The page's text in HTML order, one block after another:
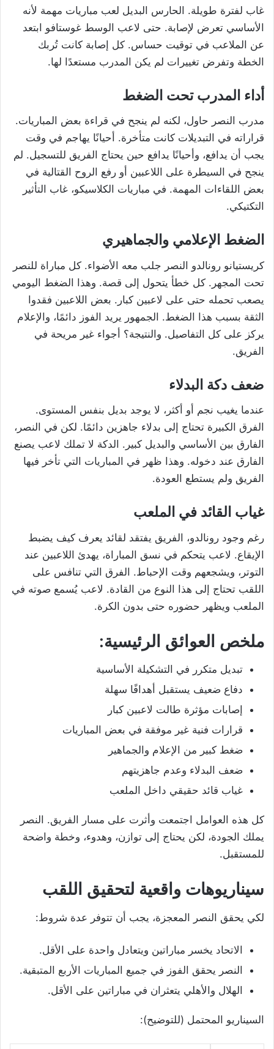
غاب لفترة طويلة. الحارس البديل لعب مباريات مهمة لأنه
الأساسي تعرض لإصابة. حتى لاعب الوسط غوستافو ابتعد
عن الملاعب في توقيت حساس. كل إصابة كانت تُربك
الخطة وتفرض تغييرات لم يكن المدرب مستعدًا لها.
أداء المدرب تحت الضغط
مدرب النصر حاول، لكنه لم ينجح في قراءة بعض المباريات.
قراراته في التبديلات كانت متأخرة. أحيانًا يهاجم في وقت
يجب أن يدافع، وأحيانًا يدافع حين يحتاج الفريق للتسجيل. لم
ينجح في السيطرة على اللاعبين أو رفع الروح القتالية في
بعض اللقاءات المهمة. في مباريات الكلاسيكو، غاب التأثير
التكتيكي.
الضغط الإعلامي والجماهيري
كريستيانو رونالدو النصر جلب معه الأضواء. كل مباراة للنصر
تحت المجهر. كل خطأ يتحول إلى قصة. وهذا الضغط اليومي
يصعب تحمله حتى على لاعبين كبار. بعض اللاعبين فقدوا
الثقة بسبب هذا الضغط. الجمهور يريد الفوز دائمًا، والإعلام
يركز على كل التفاصيل. والنتيجة؟ أجواء غير مريحة في
الفريق.
ضعف دكة البدلاء
عندما يغيب نجم أو أكثر، لا يوجد بديل بنفس المستوى.
الفرق الكبيرة تحتاج إلى بدلاء جاهزين دائمًا. لكن في النصر،
الفارق بين الأساسي والبديل كبير. الدكة لا تملك لاعب يصنع
الفارق عند دخوله. وهذا ظهر في المباريات التي تأخر فيها
الفريق ولم يستطع العودة.
غياب القائد في الملعب
رغم وجود رونالدو، الفريق يفتقد لقائد يعرف كيف يضبط
الإيقاع. لاعب يتحكم في نسق المباراة، يهدئ اللاعبين عند
التوتر، ويشجعهم وقت الإحباط. الفرق التي تنافس على
اللقب تحتاج إلى هذا النوع من القادة. لاعب يُسمع صوته في
الملعب ويظهر حضوره حتى بدون الكرة.
ملخص العوائق الرئيسية:
تبديل متكرر في التشكيلة الأساسية
دفاع ضعيف يستقبل أهدافًا سهلة
إصابات مؤثرة طالت لاعبين كبار
قرارات فنية غير موفقة في بعض المباريات
ضغط كبير من الإعلام والجماهير
ضعف البدلاء وعدم جاهزيتهم
غياب قائد حقيقي داخل الملعب
كل هذه العوامل اجتمعت وأثرت على مسار الفريق. النصر
يملك الجودة، لكن يحتاج إلى توازن، وهدوء، وخطة واضحة
للمستقبل.
سيناريوهات واقعية لتحقيق اللقب
لكي يحقق النصر المعجزة، يجب أن تتوفر عدة شروط:
الاتحاد يخسر مباراتين ويتعادل واحدة على الأقل.
النصر يحقق الفوز في جميع المباريات الأربع المتبقية.
الهلال والأهلي يتعثران في مباراتين على الأقل.
السيناريو المحتمل (للتوضيح):